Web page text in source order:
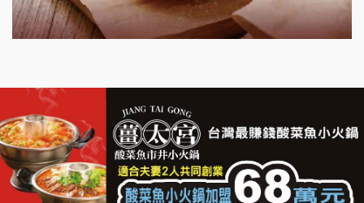
千香漢堡加盟說明會
拉亞漢堡加盟說明會
杜芳子古味茶鋪加盟說明會
優握握×酸奶大獅加盟說明會